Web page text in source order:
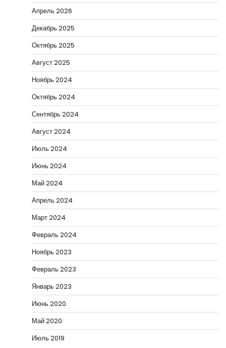
Апрель 2026
Декабрь 2025
Октябрь 2025
Август 2025
Ноябрь 2024
Октябрь 2024
Сентябрь 2024
Август 2024
Июль 2024
Июнь 2024
Май 2024
Апрель 2024
Март 2024
Февраль 2024
Ноябрь 2023
Февраль 2023
Январь 2023
Июнь 2020
Май 2020
Июль 2019